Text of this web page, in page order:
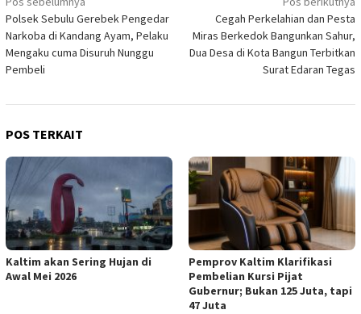
pos
Polsek Sebulu Gerebek Pengedar
Narkoba di Kandang Ayam, Pelaku
Mengaku cuma Disuruh Nunggu
Pembeli
Cegah Perkelahian dan Pesta
Miras Berkedok Bangunkan Sahur,
Dua Desa di Kota Bangun Terbitkan
Surat Edaran Tegas
POS TERKAIT
Kaltim akan Sering Hujan di
Awal Mei 2026
Pemprov Kaltim Klarifikasi
Pembelian Kursi Pijat
Gubernur; Bukan 125 Juta, tapi
47 Juta